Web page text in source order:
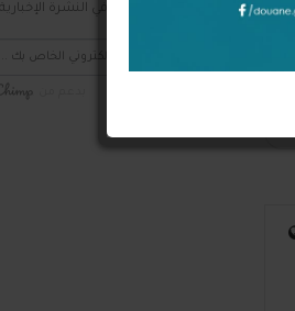
اشترك في النشرة